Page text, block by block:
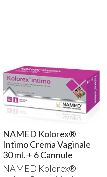
NAMED Kolorex®
Intimo Crema Vaginale
30 ml. + 6 Cannule
NAMED Kolorex®